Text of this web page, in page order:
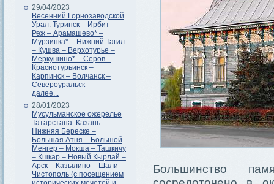
29/04/2023
Весенний Горнозаводской
Урал: Туринск – Ирбит –
Реж – Арамашево* –
Мурзинка* – Нижний Тагил
– Кушва – Верхотурье –
Меркушино* – Серов –
Краснотурьинск –
Карпинск – Волчанск –
Североуральск
далее...
28/01/2023
Мусульманское ожерелье
Татарстана: Казань –
Нижняя Береске –
Большая Атня – Большой
Менгер – Мокша – Ташкичу
– Кшкар – Новый Кырлай –
Арск – Казылино – Шали –
Чистополь (с посещением
Большинство